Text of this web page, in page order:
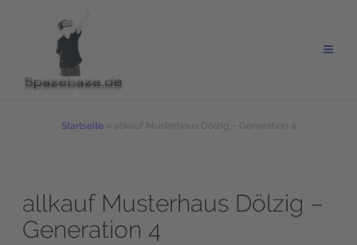
Startseite» allkauf Musterhaus Dölzig – Generation 4
allkauf Musterhaus Dölzig –
Generation 4